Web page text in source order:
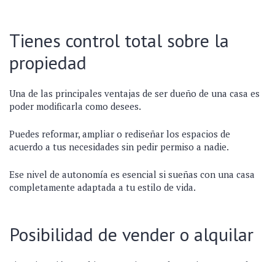
Tienes control total sobre la
propiedad
Una de las principales ventajas de ser dueño de una casa es
poder modificarla como desees.
Puedes reformar, ampliar o rediseñar los espacios de
acuerdo a tus necesidades sin pedir permiso a nadie.
Ese nivel de autonomía es esencial si sueñas con una casa
completamente adaptada a tu estilo de vida.
Posibilidad de vender o alquilar